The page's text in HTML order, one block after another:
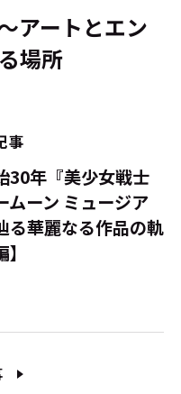
アートとエン
場所
事
年――『美少女戦士
ムーン ミュージア
る華麗なる作品の軌